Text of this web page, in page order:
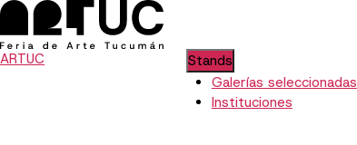
ARTUC
Stands
Galerías seleccionadas
Instituciones